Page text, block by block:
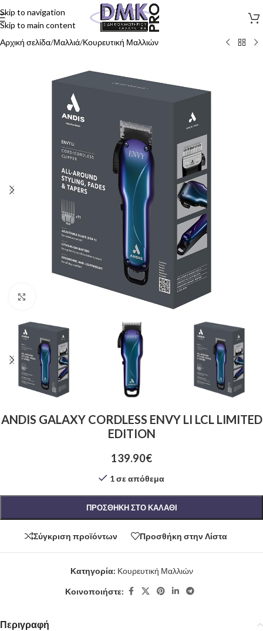
Skip to navigation
Skip to main content
Αρχική σελίδα/Μαλλιά/Κουρευτική Μαλλιών
ANDIS GALAXY CORDLESS ENVY LI LCL LIMITED
EDITION
139.90€
1 σε απόθεμα
ΠΡΟΣΘΉΚΗ ΣΤΟ ΚΑΛΆΘΙ
Σύγκριση προϊόντων Προσθήκη στην Λίστα
Κατηγορία: Κουρευτική Μαλλιών
Κοινοποιήστε:
Περιγραφή